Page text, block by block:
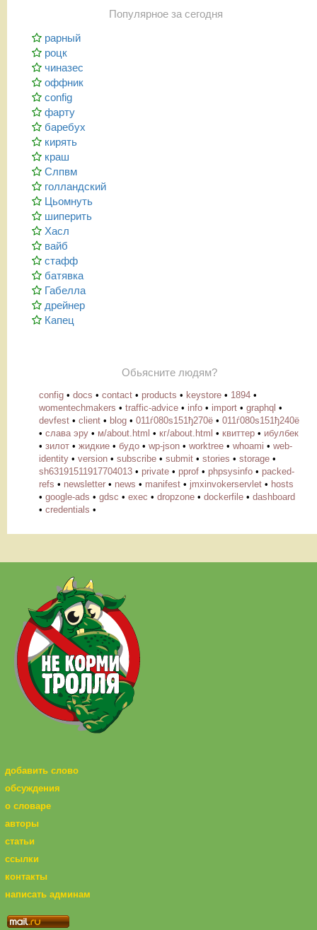
Популярное за сегодня
рарный
роцк
чиназес
оффник
config
фарту
баребух
кирять
краш
Слпвм
голландский
Цьомнуть
шиперить
Хасл
вайб
стафф
батявка
Габелла
дрейнер
Капец
Обьясните людям?
config • docs • contact • products • keystore • 1894 •
womentechmakers • traffic-advice • info • import • graphql •
devfest • client • blog • 011ѓ080ѕ151ђ270ё • 011ѓ080ѕ151ђ240ё
• слава эру • м/about.html • кг/about.html • квиттер • ибулбек
• зилот • жидкие • будо • wp-json • worktree • whoami • web-
identity • version • subscribe • submit • stories • storage •
sh63191511917704013 • private • pprof • phpsysinfo • packed-
refs • newsletter • news • manifest • jmxinvokerservlet • hosts
• google-ads • gdsc • exec • dropzone • dockerfile • dashboard
• credentials •
добавить слово
обсуждения
о словаре
авторы
статьи
ссылки
контакты
написать админам